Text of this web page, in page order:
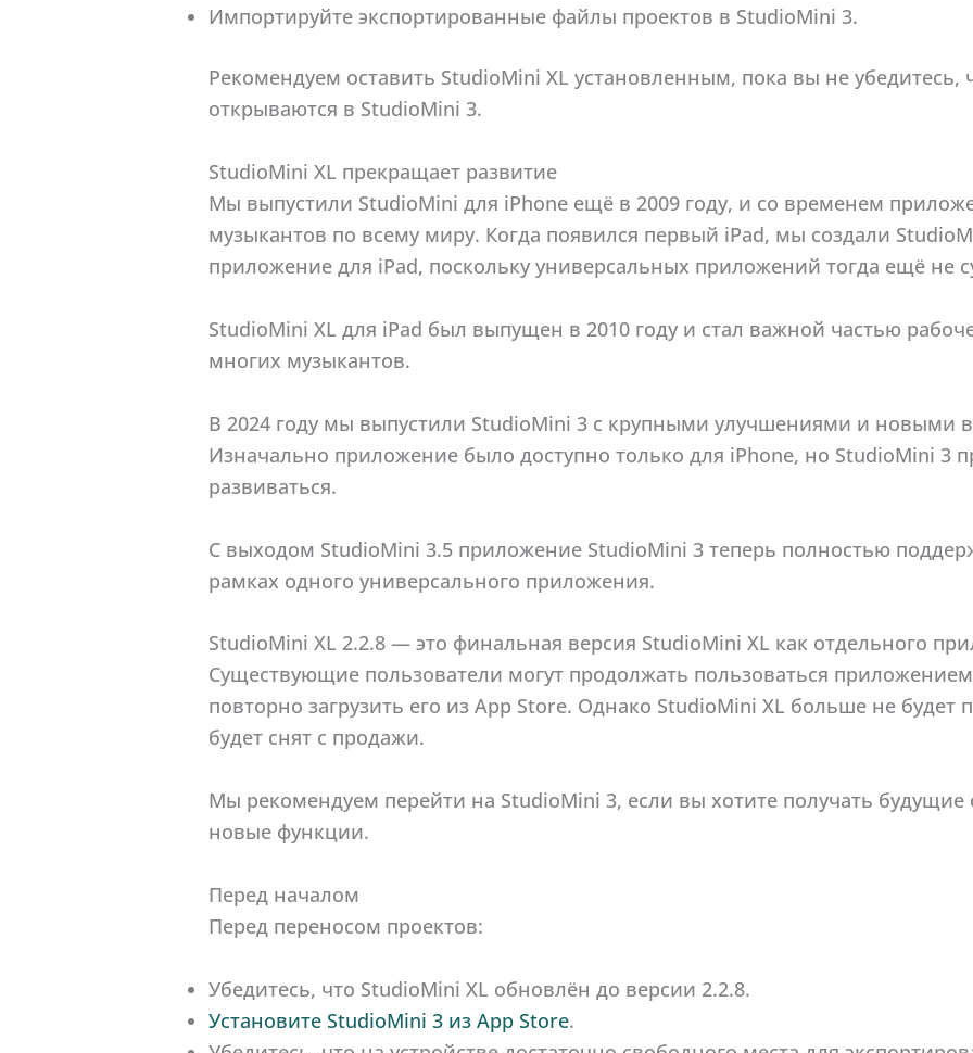
Импортируйте экспортированные файлы проектов в StudioMini 3.
Рекомендуем оставить StudioMini XL установленным, пока вы не убедитесь,
открываются в StudioMini 3.
StudioMini XL прекращает развитие
Мы выпустили StudioMini для iPhone ещё в 2009 году, и со временем
музыкантов по всему миру. Когда появился первый iPad, мы создали
приложение для iPad, поскольку универсальных приложений тогда ещё не
StudioMini XL для iPad был выпущен в 2010 году и стал важной частью
многих музыкантов.
В 2024 году мы выпустили StudioMini 3 с крупными улучшениями и новыми
Изначально приложение было доступно только для iPhone, но StudioMini 3
развиваться.
С выходом StudioMini 3.5 приложение StudioMini 3 теперь полностью
рамках одного универсального приложения.
StudioMini XL 2.2.8 — это финальная версия StudioMini XL как отдельного
Существующие пользователи могут продолжать пользоваться
повторно загрузить его из App Store. Однако StudioMini XL больше не будет
будет снят с продажи.
Мы рекомендуем перейти на StudioMini 3, если вы хотите получать
новые функции.
Перед началом
Перед переносом проектов:
Убедитесь, что StudioMini XL обновлён до версии 2.2.8.
Установите StudioMini 3 из App Store.